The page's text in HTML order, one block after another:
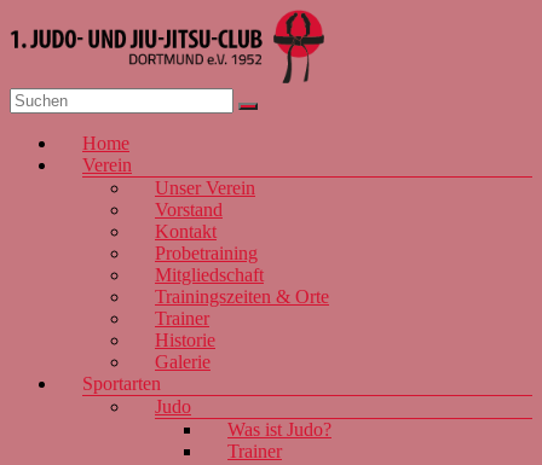
Inhalt
1. JJJC
Dortmund
e.V. 1952
Menü
Home
Verein
Unser Verein
Vorstand
Kontakt
Probetraining
Mitgliedschaft
Trainingszeiten & Orte
Trainer
Historie
Galerie
Sportarten
Judo
Was ist Judo?
Trainer